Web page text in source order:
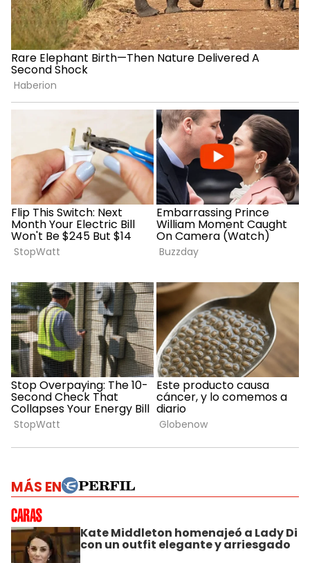
MÁS EN
Kate Middleton homenajeó a Lady Di
con un outfit elegante y arriesgado